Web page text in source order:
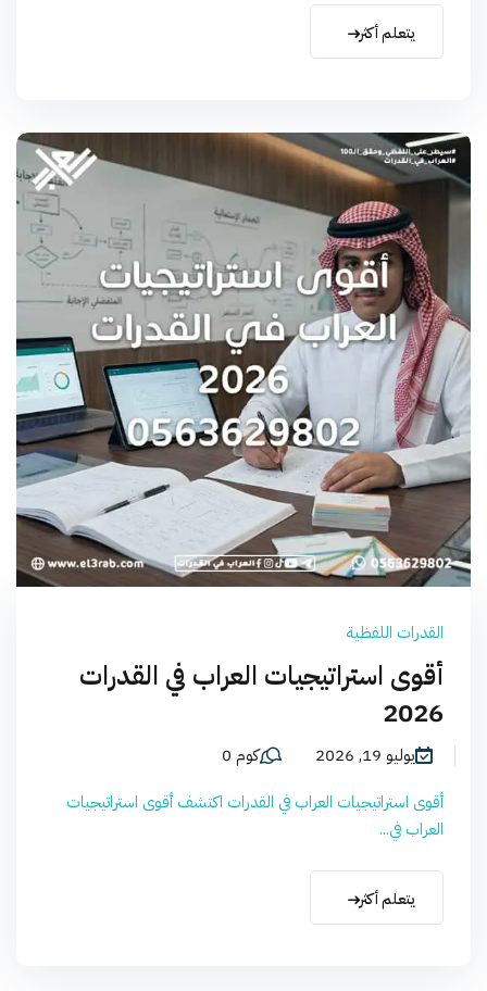
يتعلم أكثر
القدرات اللفظية
أقوى استراتيجيات العراب في القدرات
2026
يوليو 19, 2026
كوم 0
أقوى استراتيجيات العراب في القدرات اكتشف أقوى استراتيجيات
العراب في...
يتعلم أكثر